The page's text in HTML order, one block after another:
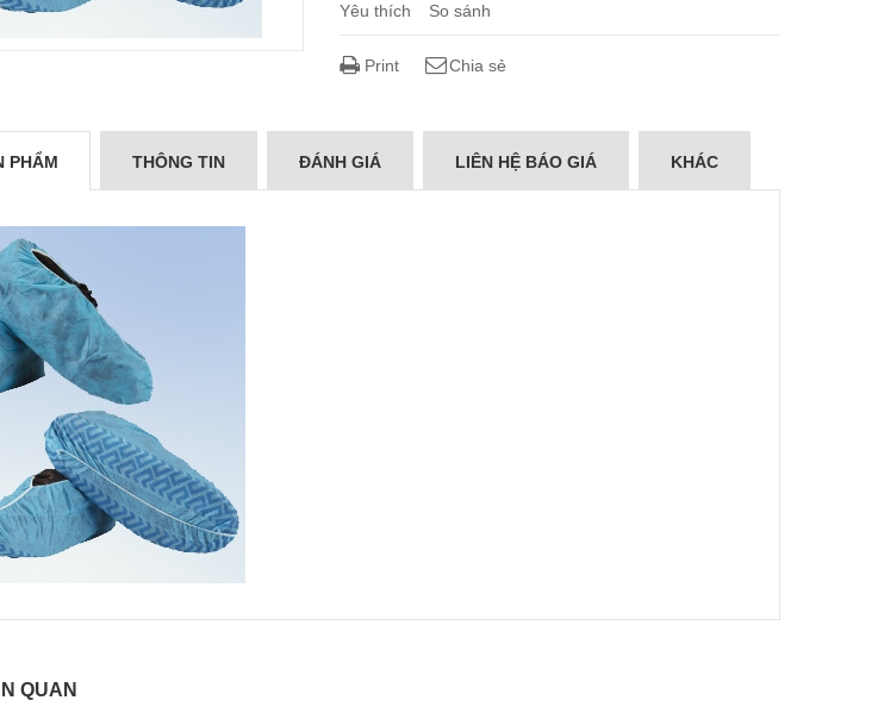
Yêu thích So sánh
Print Chia sẻ
PHẨM THÔNG TIN ĐÁNH GIÁ LIÊN HỆ BÁO GIÁ KHÁC
QUAN